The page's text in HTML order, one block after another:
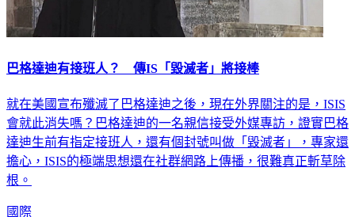
巴格達迪有接班人？ 傳IS「毀滅者」將接棒
就在美國宣布殲滅了巴格達迪之後，現在外界關注的是，ISIS
會就此消失嗎？巴格達迪的一名親信接受外媒專訪，證實巴格
達迪生前有指定接班人，還有個封號叫做「毀滅者」，專家還
擔心，ISIS的極端思想還在社群網路上傳播，很難真正斬草除
根。
國際